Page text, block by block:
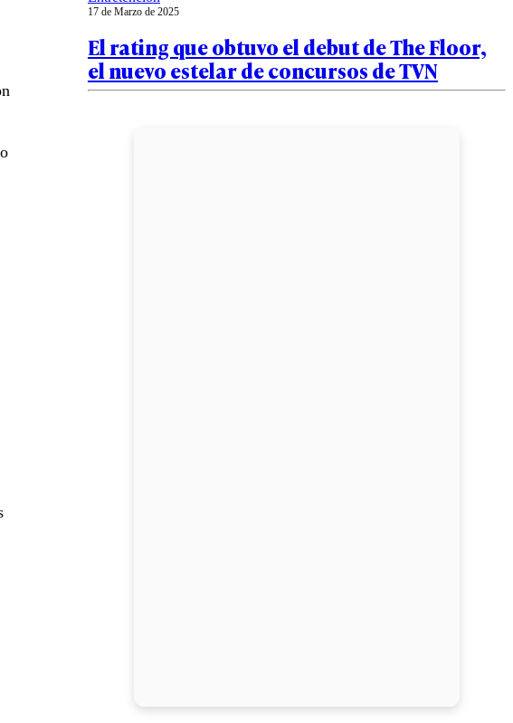
17 de Marzo de 2025
El rating que obtuvo el debut de The Floor,
el nuevo estelar de concursos de TVN